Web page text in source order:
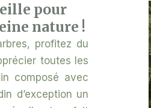
pour
nature !
profitez du
toutes les
composé avec
d’exception un